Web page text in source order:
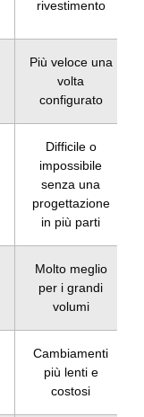
rivestimento
Più veloce una
volta
configurato
Difficile o
impossibile
senza una
progettazione
in più parti
Molto meglio
per i grandi
volumi
Cambiamenti
più lenti e
costosi